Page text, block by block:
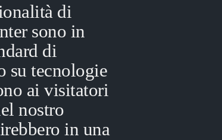
di
sono in
di
su tecnologie
ai visitatori
nostro
in una